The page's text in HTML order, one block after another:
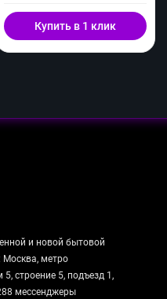
Купить в 1 клик
и новой бытовой
Москва, метро
строение 5, подъезд 1,
мессенджеры